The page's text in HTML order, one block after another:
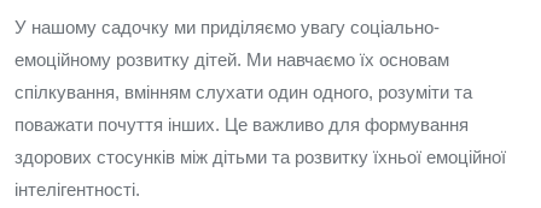
У нашому садочку ми приділяємо увагу соціально-
емоційному розвитку дітей. Ми навчаємо їх основам
спілкування, вмінням слухати один одного, розуміти та
поважати почуття інших. Це важливо для формування
здорових стосунків між дітьми та розвитку їхньої емоційної
інтелігентності.